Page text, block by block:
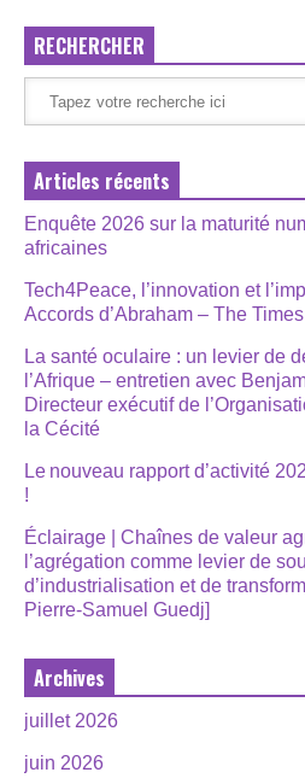
RECHERCHER
Articles récents
Enquête 2026 sur la maturité
africaines
Tech4Peace, l’innovation et
Accords d’Abraham – The Times
La santé oculaire : un levier de
l’Afrique – entretien avec
Directeur exécutif de
la Cécité
Le nouveau rapport d’activité
!
Éclairage | Chaînes de valeur
l’agrégation comme levier de
d’industrialisation et de
Pierre-Samuel Guedj]
Archives
juillet 2026
juin 2026